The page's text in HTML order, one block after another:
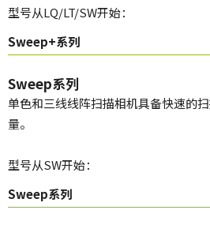
型号从LQ/LT/SW开始：
Sweep+系列
Sweep系列
单色和三线线阵扫描相机具备快速的
量。
型号从SW开始：
Sweep系列